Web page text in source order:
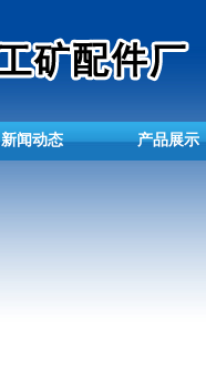
新闻动态 产品展示